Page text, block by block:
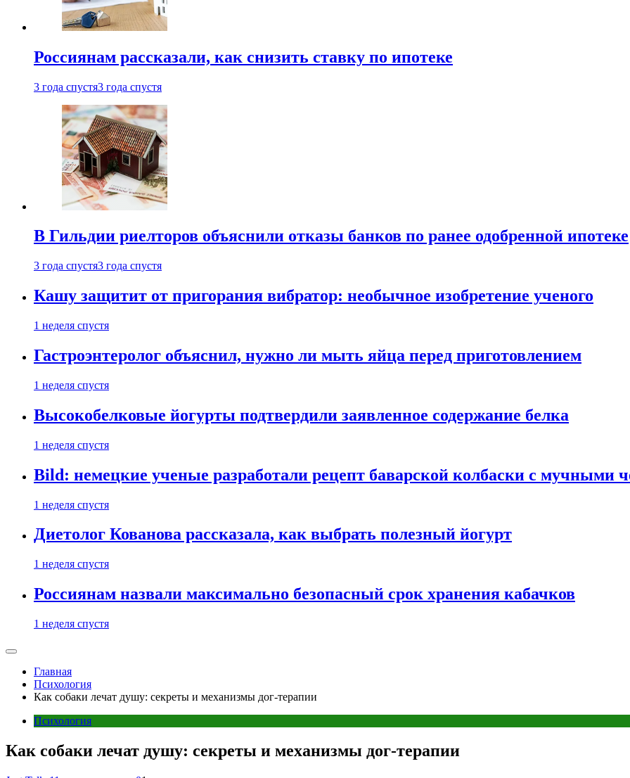
Россиянам рассказали, как снизить ставку по ипотеке
3 года спустя3 года спустя
В Гильдии риелторов объяснили отказы банков по ранее одобренной ипотеке
3 года спустя3 года спустя
Кашу защитит от пригорания вибратор: необычное изобретение ученого
1 неделя спустя
Гастроэнтеролог объяснил, нужно ли мыть яйца перед приготовлением
1 неделя спустя
Высокобелковые йогурты подтвердили заявленное содержание белка
1 неделя спустя
Bild: немецкие ученые разработали рецепт баварской колбаски с мучными
1 неделя спустя
Диетолог Кованова рассказала, как выбрать полезный йогурт
1 неделя спустя
Россиянам назвали максимально безопасный срок хранения кабачков
1 неделя спустя
Главная
Психология
Как собаки лечат душу: секреты и механизмы дог-терапии
Психология
Как собаки лечат душу: секреты и механизмы дог-терапии